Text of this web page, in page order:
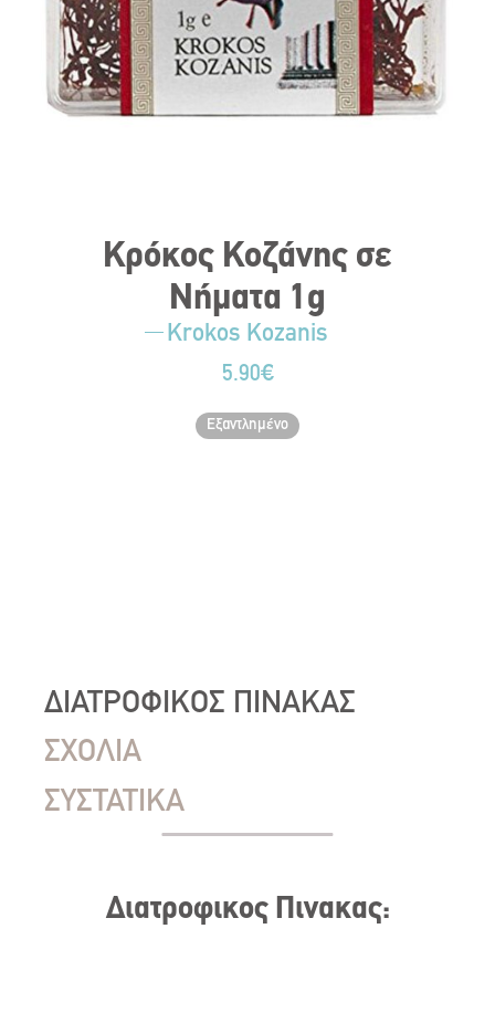
Κρόκος Κοζάνης σε
Νήματα 1g
Krokos Kozanis
5.90€
Εξαντλημένο
ΔΙΑΤΡΟΦΙΚΟΣ ΠΙΝΑΚΑΣ
ΣΧΟΛΙΑ
ΣΥΣΤΑΤΙΚΑ
Διατροφικος Πινακας: